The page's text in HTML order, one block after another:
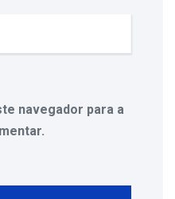
navegador para a